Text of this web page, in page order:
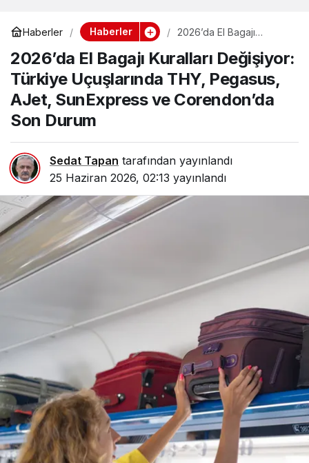
Haberler Haberler
2026’da El Bagajı
Türkiye Uçuşlarında
THY, Pegasus, AJet,
SunExpress ve
Corendon’da Son Durum
2026’da El Bagajı Kuralları Değişiyor:
Türkiye Uçuşlarında THY, Pegasus,
AJet, SunExpress ve Corendon’da
Son Durum
Sedat Tapan tarafından yayınlandı
25 Haziran 2026, 02:13 yayınlandı